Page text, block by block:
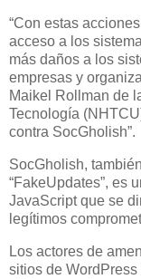
“Con estas
acceso a los
más daños a los
empresas y
Maikel Rollman de
Tecnología
contra SocGholish”.
SocGholish,
“FakeUpdates”, es
JavaScript que se
legítimos
Los actores de
sitios de